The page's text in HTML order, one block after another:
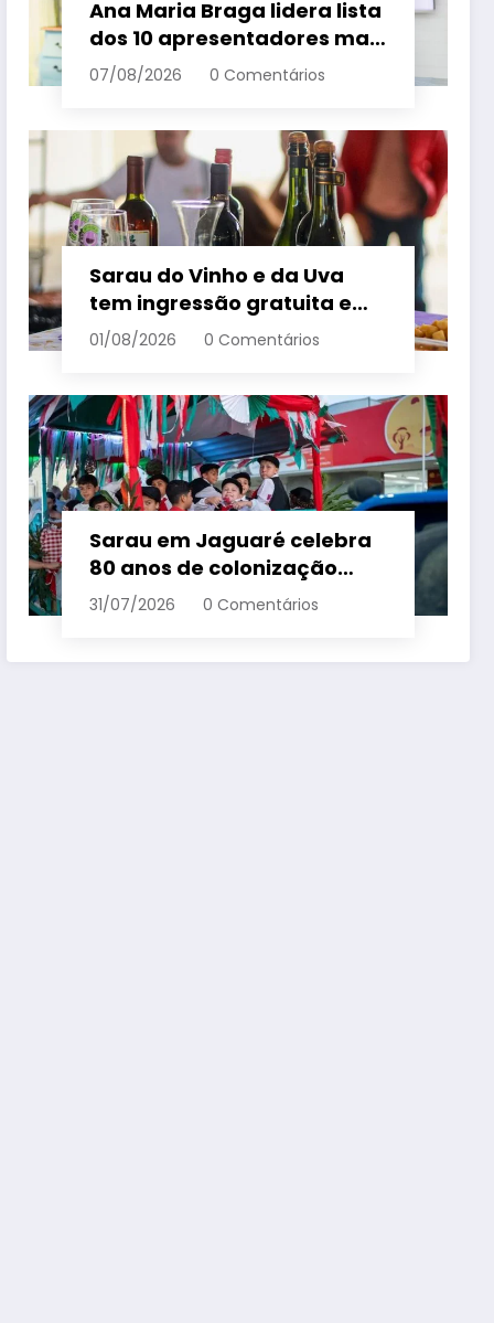
Ana Maria Braga lidera lista
dos 10 apresentadores mais
queridos da TV; veja
07/08/2026 0 Comentários
Sarau do Vinho e da Uva
tem ingressão gratuita e
distribui 250 litros de suco
01/08/2026 0 Comentários
Sarau em Jaguaré celebra
80 anos de colonização
italiana com tradição e
31/07/2026 0 Comentários